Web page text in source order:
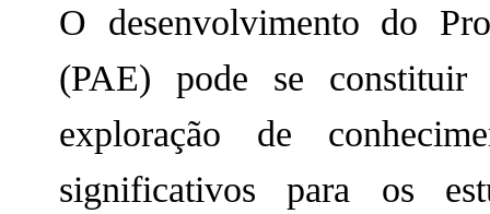
O desenvolvimento do
(PAE) pode se constituir
exploração de
significativos para os